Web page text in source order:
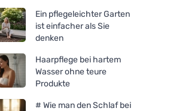
Ein pflegeleichter Garten
ist einfacher als Sie
denken
Haarpflege bei hartem
Wasser ohne teure
Produkte
# Wie man den Schlaf bei